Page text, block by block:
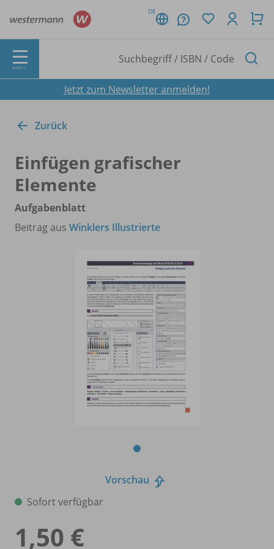
DE
MENÜ
Jetzt zum Newsletter anmelden!
Zurück
Einfügen grafischer
Elemente
Aufgabenblatt
Beitrag aus Winklers Illustrierte
Vorschau
Sofort verfügbar
1,50 €